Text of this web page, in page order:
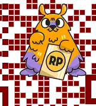
Sastra
Juara pada
Utara
Mode | Moda Gelap